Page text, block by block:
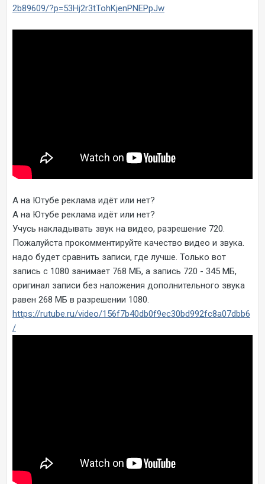
2b89609/?p=53Hj2r3tTohKjenPNEPpJw
А на Ютубе реклама идёт или нет?
А на Ютубе реклама идёт или нет?
Учусь накладывать звук на видео, разрешение 720.
Пожалуйста прокомментируйте качество видео и звука.
надо будет сравнить записи, где лучше. Только вот
запись с 1080 занимает 768 МБ, а запись 720 - 345 МБ,
оригинал записи без наложения дополнительного звука
равен 268 МБ в разрешении 1080.
https://rutube.ru/video/156f7b40db0f9ec30bd992fc8a07dbb6
/